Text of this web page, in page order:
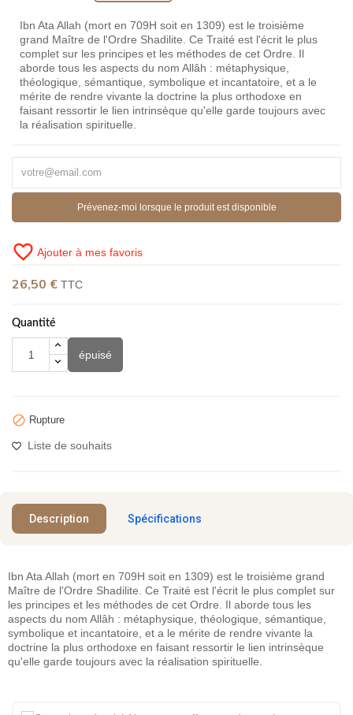
Ibn Ata Allah (mort en 709H soit en 1309) est le troisième
grand Maître de l'Ordre Shadilite. Ce Traité est l'écrit le plus
complet sur les principes et les méthodes de cet Ordre. Il
aborde tous les aspects du nom Allâh : métaphysique,
théologique, sémantique, symbolique et incantatoire, et a le
mérite de rendre vivante la doctrine la plus orthodoxe en
faisant ressortir le lien intrinsèque qu'elle garde toujours avec
la réalisation spirituelle.
Prévenez-moi lorsque le produit est disponible
favorite_border Ajouter à mes favoris
26,50 € TTC
Quantité
épuisé
 Rupture
Liste de souhaits
Description Spécifications
Ibn Ata Allah (mort en 709H soit en 1309) est le troisième grand
Maître de l'Ordre Shadilite. Ce Traité est l'écrit le plus complet sur
les principes et les méthodes de cet Ordre. Il aborde tous les
aspects du nom Allâh : métaphysique, théologique, sémantique,
symbolique et incantatoire, et a le mérite de rendre vivante la
doctrine la plus orthodoxe en faisant ressortir le lien intrinsèque
qu'elle garde toujours avec la réalisation spirituelle.